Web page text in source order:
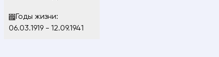
Годы жизни:
06.03.1919 - 12.09.1941